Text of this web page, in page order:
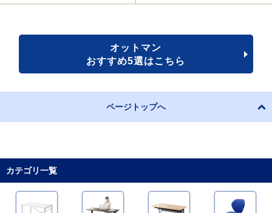
オットマン
おすすめ5選はこちら
ページトップへ
カテゴリ一覧